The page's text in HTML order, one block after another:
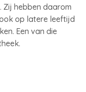
Zij hebben daarom
op latere leeftijd
Een van die